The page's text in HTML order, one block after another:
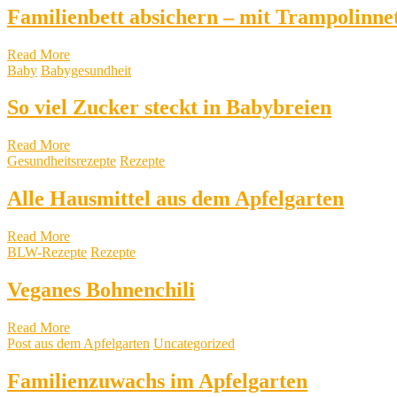
Familienbett absichern – mit
Read More
Baby Babygesundheit
So viel Zucker steckt in Babybreien
Read More
Gesundheitsrezepte Rezepte
Alle Hausmittel aus dem Apfelgarten
Read More
BLW-Rezepte Rezepte
Veganes Bohnenchili
Read More
Post aus dem Apfelgarten Uncategorized
Familienzuwachs im Apfelgarten